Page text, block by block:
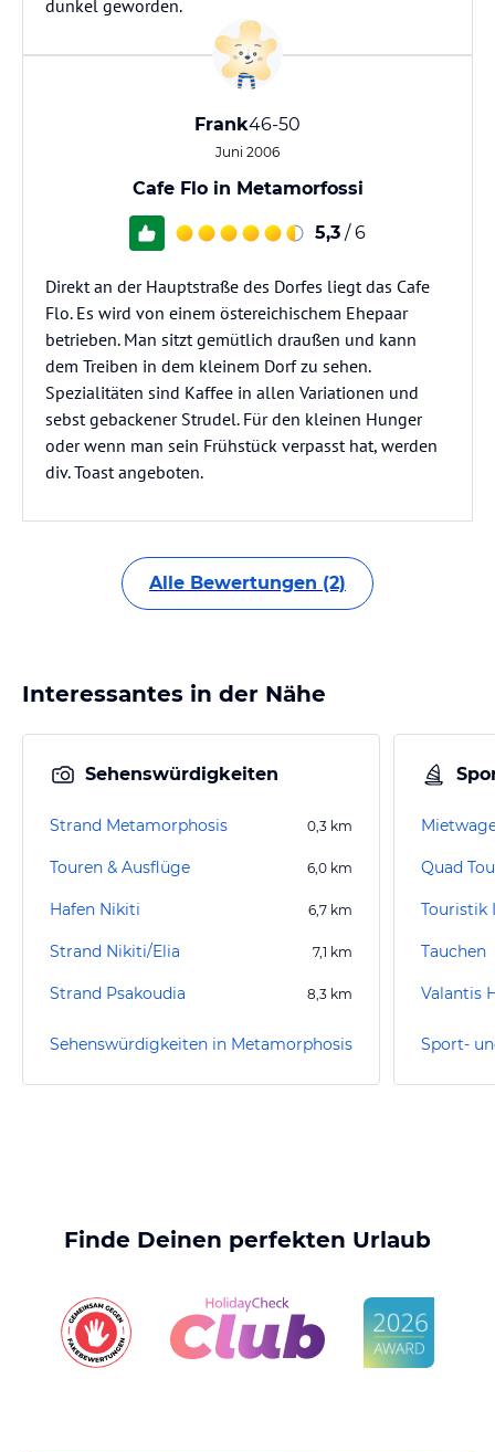
dunkel geworden.
Frank46-50
Juni 2006
Cafe Flo in Metamorfossi
5,3 / 6
Direkt an der Hauptstraße des Dorfes liegt das Cafe
Flo. Es wird von einem östereichischem Ehepaar
betrieben. Man sitzt gemütlich draußen und kann
dem Treiben in dem kleinem Dorf zu sehen.
Spezialitäten sind Kaffee in allen Variationen und
sebst gebackener Strudel. Für den kleinen Hunger
oder wenn man sein Frühstück verpasst hat, werden
div. Toast angeboten.
Alle Bewertungen (2)
Interessantes in der Nähe
Sehenswürdigkeiten
Strand Metamorphosis 0,3 km
Touren & Ausflüge 6,0 km
Hafen Nikiti 6,7 km
Strand Nikiti/Elia 7,1 km
Strand Psakoudia 8,3 km
Sehenswürdigkeiten in Metamorphosis
Tauchen
Valantis
Finde Deinen perfekten Urlaub